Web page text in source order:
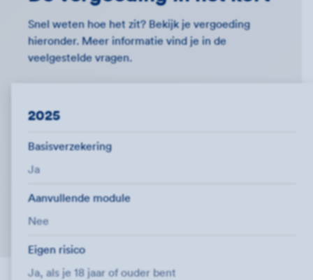
Snel weten hoe het zit? Bekijk je vergoeding
hieronder. Meer informatie vind je in de
veelgestelde vragen.
2025
Basisverzekering
Ja
Aanvullende module
Nee
Eigen risico
Ja, als je 18 jaar of ouder bent